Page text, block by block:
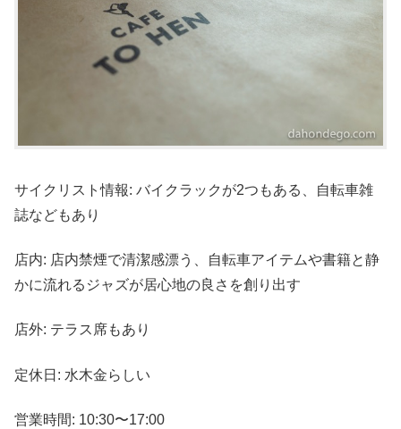
サイクリスト情報: バイクラックが2つもある、自転車雑
誌などもあり
店内: 店内禁煙で清潔感漂う、自転車アイテムや書籍と静
かに流れるジャズが居心地の良さを創り出す
店外: テラス席もあり
定休日: 水木金らしい
営業時間: 10:30〜17:00